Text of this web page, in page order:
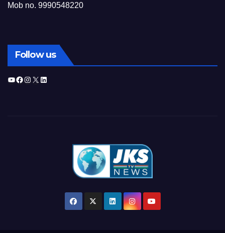
Mob no. 9990548220
Follow us
YouTube
Facebook
Instagram
X LinkedIn